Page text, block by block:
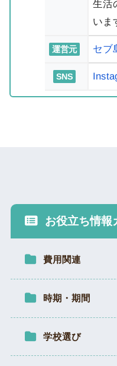
生活
いま
運営元 セブ
SNS
お役立ち情報
費用関連
時期・期間
学校選び